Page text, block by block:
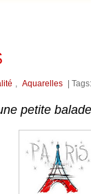
, Aquarelles | Tags:
petite